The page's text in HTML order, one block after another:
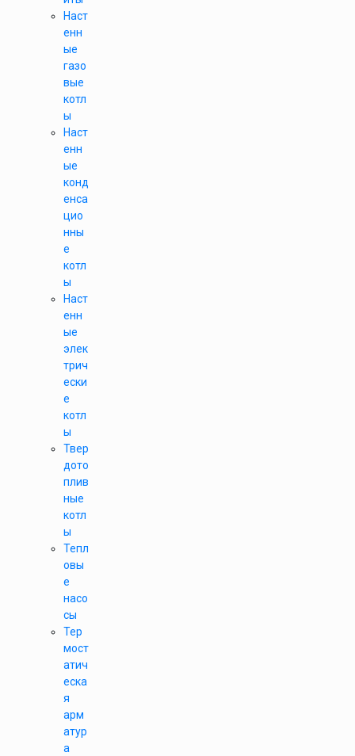
Наст
енн
ые
газо
вые
котл
ы
Наст
енн
ые
конд
енса
цио
нны
е
котл
ы
Наст
енн
ые
элек
трич
ески
е
котл
ы
Твер
дото
плив
ные
котл
ы
Тепл
овы
е
насо
сы
Тер
мост
атич
еска
я
арм
атур
а